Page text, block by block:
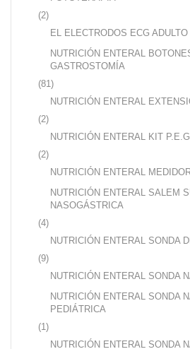
(2)
EL ELECTRODOS ECG
NUTRICIÓN ENTERAL
GASTROSTOMÍA
(81)
NUTRICIÓN ENTERAL
(2)
NUTRICIÓN ENTERAL KIT
(2)
NUTRICIÓN ENTERAL
NUTRICIÓN ENTERAL SALEM
NASOGÁSTRICA
(4)
NUTRICIÓN ENTERAL SONDA
(9)
NUTRICIÓN ENTERAL SONDA
NUTRICIÓN ENTERAL SONDA
PEDIÁTRICA
(1)
NUTRICIÓN ENTERAL SONDA